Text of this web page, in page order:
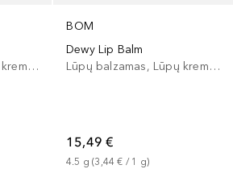
Lūpų balzamas, Lūpų kremas
BOM
Dewy Lip Balm
Lūpų balzamas, Lūpų kremas
15,49 €
4.5 g (3,44 € / 1 g)